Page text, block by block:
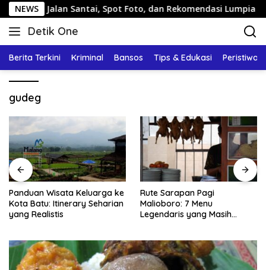
Langsung
ke
konten
NEWS
Jalan Santai, Spot Foto, dan Rekomendasi Lumpia
Detik One
Tajam
Fakta
Berita Terkini Kriminal Bansos Tips & Edukasi Peristiwa
gudeg
Panduan Wisata Keluarga ke
Kota Batu: Itinerary Seharian
yang Realistis
Rute Sarapan Pagi
Malioboro: 7 Menu
Legendaris yang Masih